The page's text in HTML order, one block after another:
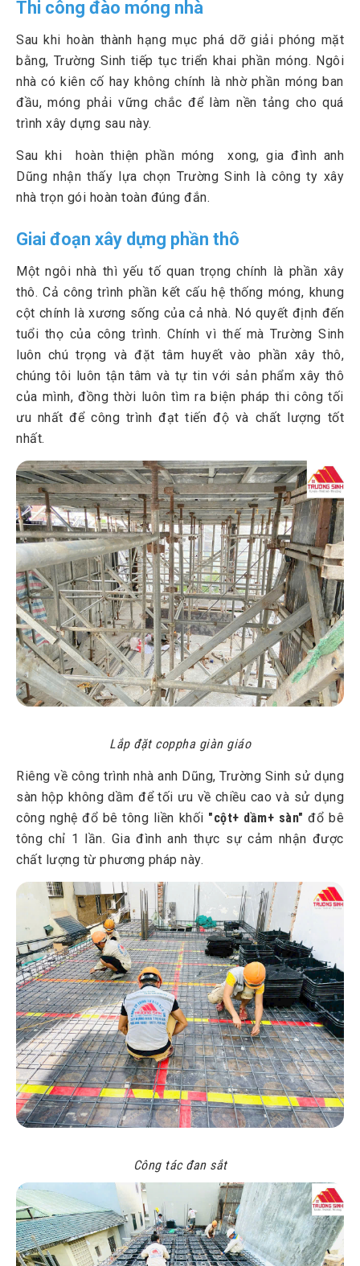
Thi công đào móng nhà
Sau khi hoàn thành hạng mục phá dỡ giải phóng mặt
bằng, Trường Sinh tiếp tục triển khai phần móng. Ngôi
nhà có kiên cố hay không chính là nhờ phần móng ban
đầu, móng phải vững chắc để làm nền tảng cho quá
trình xây dựng sau này.
Sau khi hoàn thiện phần móng xong, gia đình anh
Dũng nhận thấy lựa chọn Trường Sinh là công ty xây
nhà trọn gói hoàn toàn đúng đắn.
Giai đoạn xây dựng phần thô
Một ngôi nhà thì yếu tố quan trọng chính là phần xây
thô. Cả công trình phần kết cấu hệ thống móng, khung
cột chính là xương sống của cả nhà. Nó quyết định đến
tuổi thọ của công trình. Chính vì thế mà Trường Sinh
luôn chú trọng và đặt tâm huyết vào phần xây thô,
chúng tôi luôn tận tâm và tự tin với sản phẩm xây thô
của mình, đồng thời luôn tìm ra biện pháp thi công tối
ưu nhất để công trình đạt tiến độ và chất lượng tốt
nhất.
Lắp đặt coppha giàn giáo
Riêng về công trình nhà anh Dũng, Trường Sinh sử dụng
sàn hộp không dầm để tối ưu về chiều cao và sử dụng
công nghệ đổ bê tông liền khối "cột+ dầm+ sàn"đổ bê
tông chỉ 1 lần. Gia đình anh thực sự cảm nhận được
chất lượng từ phương pháp này.
Công tác đan sắt